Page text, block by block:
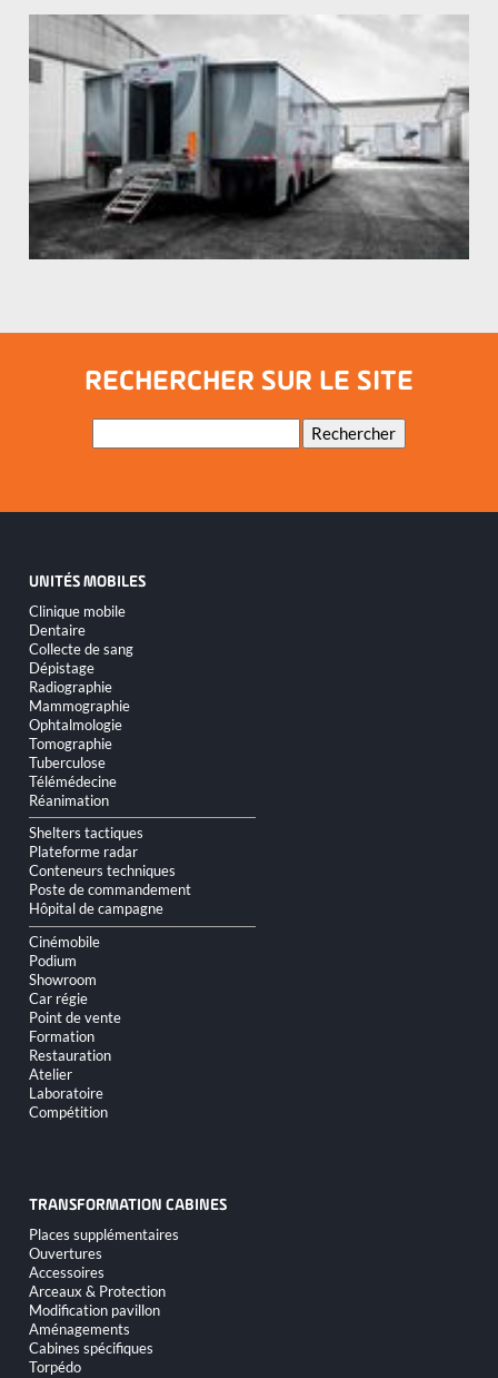
RECHERCHER SUR LE SITE
Mots-
Rechercher
UNITÉS MOBILES
Aller
au
contenu
Clinique mobile
Dentaire
Collecte de sang
Dépistage
Radiographie
Mammographie
Ophtalmologie
Tomographie
Tuberculose
Télémédecine
Réanimation
Shelters tactiques
Plateforme radar
Conteneurs techniques
Poste de commandement
Hôpital de campagne
Cinémobile
Podium
Showroom
Car régie
Point de vente
Formation
Restauration
Atelier
Laboratoire
Compétition
TRANSFORMATION CABINES
Aller
au
contenu
Places supplémentaires
Ouvertures
Accessoires
Arceaux & Protection
Modification pavillon
Aménagements
Cabines spécifiques
Torpédo